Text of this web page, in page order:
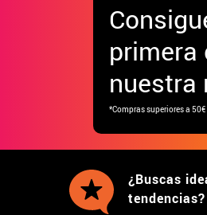
primera
nuestra
*Compras superiores a 50€
¿Buscas
tendencias?